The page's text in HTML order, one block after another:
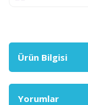
Ürün Bilgisi
Yorumlar